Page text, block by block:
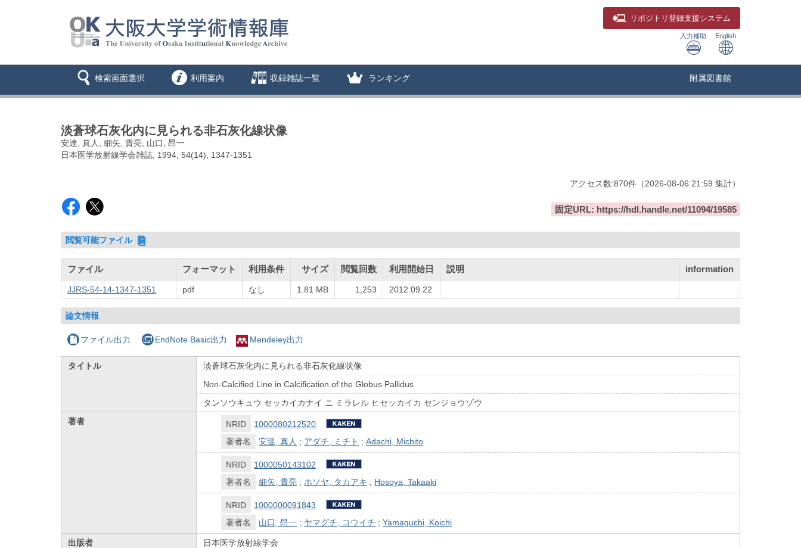
リポジトリ 登録支援システム
入力補助 English
検索画面選択 利用案内 収録雑誌一覧 ランキング 附属図書館
淡蒼球石灰化内に見られる非石灰化線状像
安達, 真人; 細矢, 貴亮; 山口, 昂一
日本医学放射線学会雑誌, 1994, 54(14), 1347-1351
アクセス数:870件 （2026-08-06 21:59 集計）
固定URL: https://hdl.handle.net/11094/19585
閲覧可能ファイル
ファイル フォーマット 利用条件 サイズ 閲覧回数 利用開始日 説明 information
JJRS-54-14-1347-1351 pdf なし 1.81 MB 1,253 2012.09.22
論文情報
ファイル出力 EndNote Basic出力 Mendeley出力
タイトル
淡蒼球石灰化内に見られる非石灰化線状像
Non-Calcified Line in Calcification of the Globus Pallidus
タンソウキュウ セッカイカナイ ニ ミラレル ヒセッカイカ センジョウゾウ
著者
NRID
1000080212520
著者名
安達, 真人 ; アダチ, ミチト ;Adachi, Michito
NRID
1000050143102
著者名
細矢, 貴亮 ; ホソヤ, タカアキ ; Hosoya, Takaaki
NRID
1000000091843
著者名
山口, 昂一 ; ヤマグチ, コウイチ ;Yamaguchi, Koichi
出版者
日本医学放射線学会